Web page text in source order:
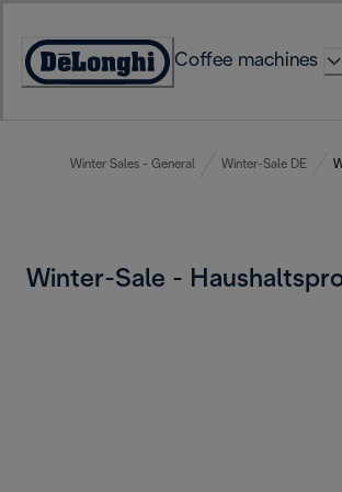
Content
Accessibility
Coffee machines
Winter Sales - General Winter-Sale DE
Winter-Sale -